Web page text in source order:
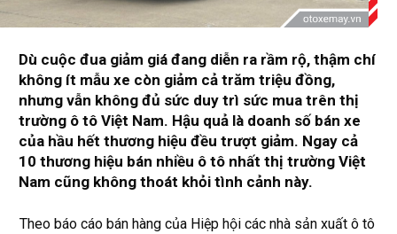
Dù cuộc đua giảm giá đang diễn ra rầm rộ, thậm chí
không ít mẫu xe còn giảm cả trăm triệu đồng,
nhưng vẫn không đủ sức duy trì sức mua trên thị
trường ô tô Việt Nam. Hậu quả là doanh số bán xe
của hầu hết thương hiệu đều trượt giảm. Ngay cả
10 thương hiệu bán nhiều ô tô nhất thị trường Việt
Nam cũng không thoát khỏi tình cảnh này.
Theo báo cáo bán hàng của Hiệp hội các nhà sản xuất ô tô